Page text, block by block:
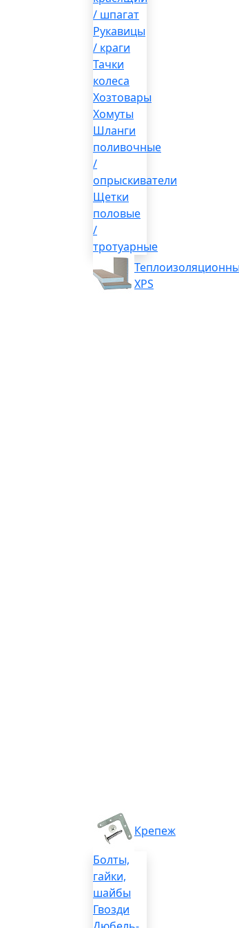
/ шпагат
Рукавицы
/ краги
Тачки
колеса
Хозтовары
Хомуты
Шланги
поливочные
/
опрыскиватели
Щетки
половые
/
тротуарные
XPS
Крепеж
Болты,
гайки,
шайбы
Гвозди